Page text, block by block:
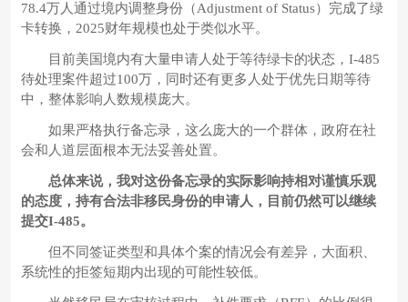
78.4万人通过境内调整身份（Adjustment of Status）完成了绿
卡转换，2025财年规模也处于类似水平。
目前美国境内有大量申请人处于等待绿卡的状态，I-485
待处理案件超过100万，同时还有更多人处于优先日期等待
中，整体影响人数规模庞大。
如果严格执行备忘录，这么庞大的一个群体，政府在社
会和人道层面根本无法妥善处置。
总体来说，我对这份备忘录的实际影响持相对谨慎乐观
的态度，持有合法非移民身份的申请人，目前仍然可以继续
提交I-485。
但不同签证类型和具体个案的情况会有差异，大面积、
系统性的拒签短期内出现的可能性较低。